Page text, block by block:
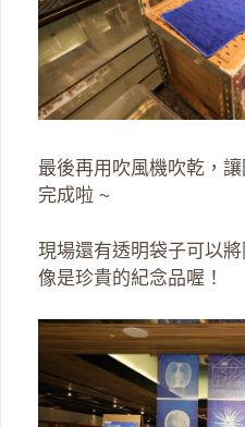
最後再用吹風機吹乾，
完成啦 ~
現場還有透明袋子可以
像是珍貴的紀念品喔！